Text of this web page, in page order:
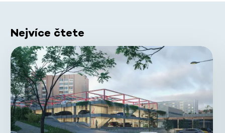
Nejvíce čtete